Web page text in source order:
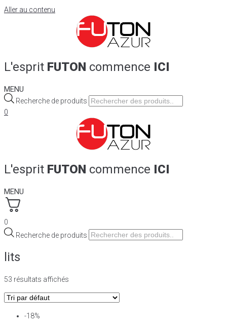
Aller au contenu
L'esprit FUTON commence ICI
MENU
Recherche de produits
0
L'esprit FUTON commence ICI
MENU
0
Recherche de produits
lits
53 résultats affichés
-18%